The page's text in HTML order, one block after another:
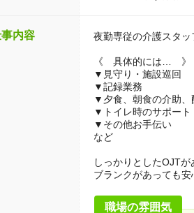
内容 夜勤専従の介護スタッ
《 具体的には… 》
▼見守り・施設巡回
▼記録業務
▼夕食、朝食の介助、
▼トイレ時のサポート
▼その他お手伝い
など
しっかりとしたOJTが
ブランクがあっても安
職場の雰囲気